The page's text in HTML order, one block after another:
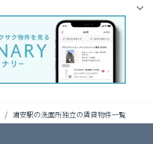
/ 浦安駅の洗面所独立の賃貸物件一覧